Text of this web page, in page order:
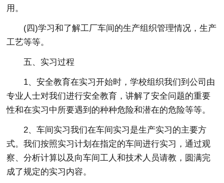
用。
(四)学习和了解工厂车间的生产组织管理情况，生产
工艺等等。
五、实习过程
1、安全教育在实习开始时，学校组织我们到公司由
专业人士对我们进行安全教育，讲解了安全问题的重要
性和在实习中所要遇到的种种危险和潜在的危险等等。
2、车间实习我们在车间实习是生产实习的主要方
式。我们按照实习计划在指定的车间进行实习，通过观
察、分析计算以及向车间工人和技术人员请教，圆满完
成了规定的实习内容。